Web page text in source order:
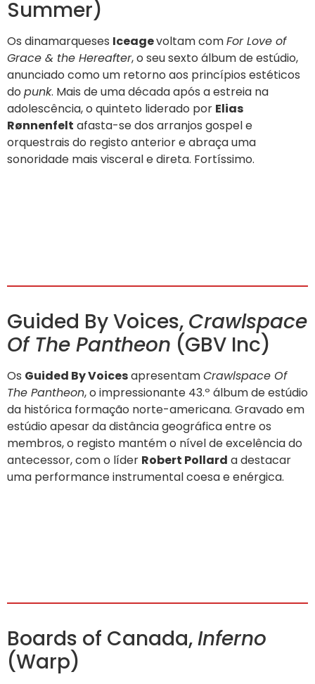
Summer)
Os dinamarqueses Iceagevoltam comFor Love of
Grace & the Hereafter, o seu sexto álbum de estúdio,
anunciado como um retorno aos princípios estéticos
do punk. Mais de uma década após a estreia na
adolescência, o quinteto liderado por Elias
Rønnenfelt afasta-se dos arranjos gospel e
orquestrais do registo anterior e abraça uma
sonoridade mais visceral e direta. Fortíssimo.
Guided By Voices, Crawlspace
Of The Pantheon (GBV Inc)
Os Guided By VoicesapresentamCrawlspace Of
The Pantheon, o impressionante 43.º álbum de estúdio
da histórica formação norte-americana. Gravado em
estúdio apesar da distância geográfica entre os
membros, o registo mantém o nível de excelência do
antecessor, com o líder Robert Pollard a destacar
uma performance instrumental coesa e enérgica.
Boards of Canada,Inferno
(Warp)